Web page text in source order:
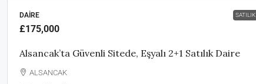
SATILIK
DAIRE
£175,000
Alsancak’ta Güvenli Sitede, Eşyalı 2+1 Satılık Daire
ALSANCAK